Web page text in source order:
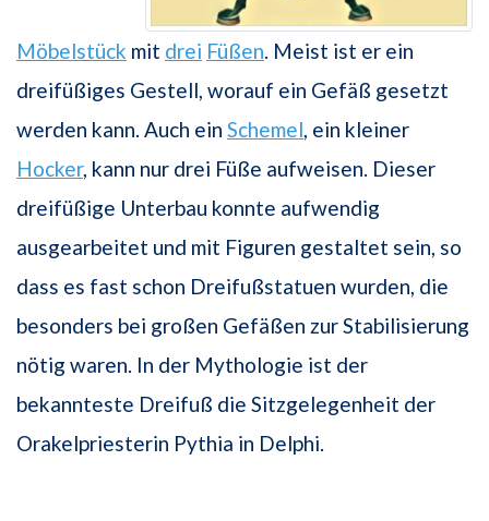
Möbelstück mit drei Füßen. Meist ist er ein
dreifüßiges Gestell, worauf ein Gefäß gesetzt
werden kann. Auch ein Schemel, ein kleiner
Hocker, kann nur drei Füße aufweisen. Dieser
dreifüßige Unterbau konnte aufwendig
ausgearbeitet und mit Figuren gestaltet sein, so
dass es fast schon Dreifußstatuen wurden, die
besonders bei großen Gefäßen zur Stabilisierung
nötig waren. In der Mythologie ist der
bekannteste Dreifuß die Sitzgelegenheit der
Orakelpriesterin Pythia in Delphi.